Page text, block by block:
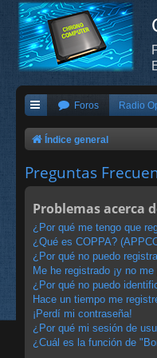
Foros Radio
Índice general
Preguntas
Problemas acerca
¿Por qué me tengo que
¿Qué es COPPA?
¿Por qué no puedo
Me he registrado ¡y no
¿Por qué no puedo
Hace un tiempo me
¡Perdí mi contraseña!
¿Por qué mi sesión de
¿Cuál es la función de